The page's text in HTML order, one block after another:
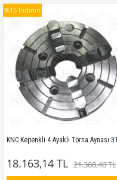
18.163,14 TL 21.368,40 TL
%15 İndirim